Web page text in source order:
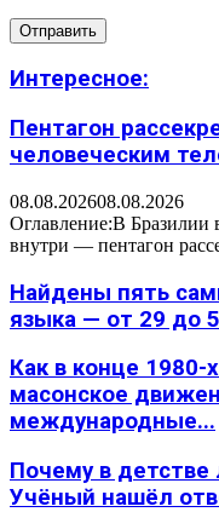
Интересное:
Пентагон
человеческим
08.08.202608.08.2026
Оглавление:В Бразилии
внутри — пентагон
Найдены пять
языка — от 29 до
Как в конце 1980-
масонское
международные...
Почему в детстве
Учёный нашёл